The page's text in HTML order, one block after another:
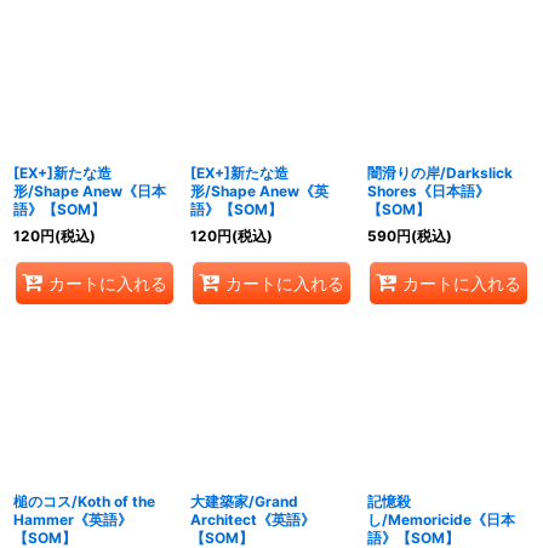
[EX+]新たな造
形/Shape Anew《日本
語》【SOM】
120円(税込)
カートに入れる
[EX+]新たな造
形/Shape Anew《英
語》【SOM】
120円(税込)
カートに入れる
闇滑りの岸/Darkslick
Shores《日本語》
【SOM】
590円(税込)
カートに入れる
槌のコス/Koth of the
Hammer《英語》
【SOM】
大建築家/Grand
Architect《英語》
【SOM】
記憶殺
し/Memoricide《日本
語》【SOM】